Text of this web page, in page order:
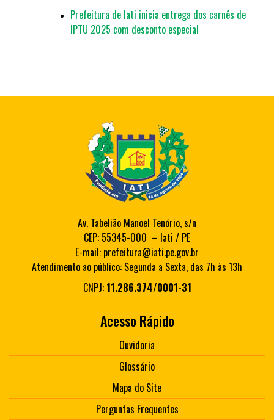
Prefeitura de Iati inicia entrega dos carnês de
IPTU 2025 com desconto especial
Av. Tabelião Manoel Tenório, s/n
CEP: 55345-000 – Iati / PE
E-mail: prefeitura@iati.pe.gov.br
Atendimento ao público: Segunda a Sexta, das 7h às 13h
CNPJ: 11.286.374/0001-31
Acesso Rápido
Ouvidoria
Glossário
Mapa do Site
Perguntas Frequentes